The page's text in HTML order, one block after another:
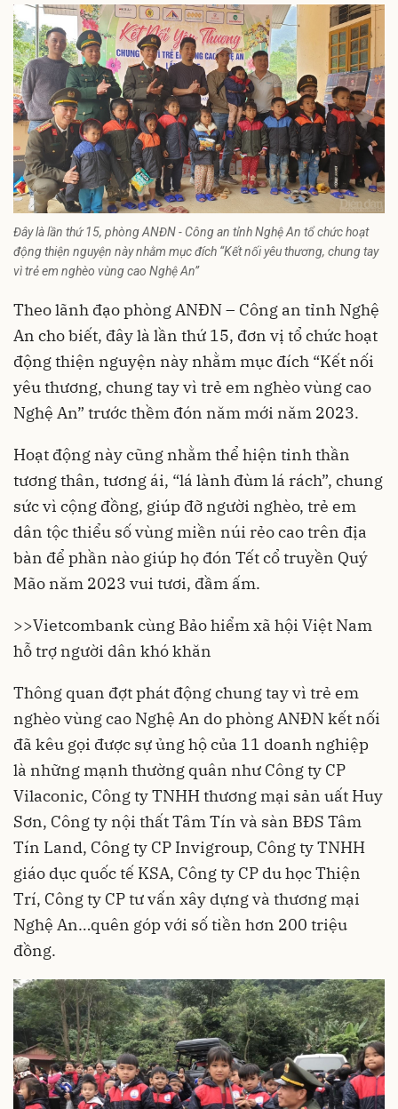
Đây là lần thứ 15, phòng ANĐN - Công an tỉnh Nghệ An tổ chức hoạt
động thiện nguyện này nhằm mục đích “Kết nối yêu thương, chung tay
vì trẻ em nghèo vùng cao Nghệ An”
Theo lãnh đạo phòng ANĐN – Công an tỉnh Nghệ
An cho biết, đây là lần thứ 15, đơn vị tổ chức hoạt
động thiện nguyện này nhằm mục đích “Kết nối
yêu thương, chung tay vì trẻ em nghèo vùng cao
Nghệ An” trước thềm đón năm mới năm 2023.
Hoạt động này cũng nhằm thể hiện tinh thần
tương thân, tương ái, “lá lành đùm lá rách”, chung
sức vì cộng đồng, giúp đỡ người nghèo, trẻ em
dân tộc thiểu số vùng miền núi rẻo cao trên địa
bàn để phần nào giúp họ đón Tết cổ truyền Quý
Mão năm 2023 vui tươi, đầm ấm.
>>Vietcombank cùng Bảo hiểm xã hội Việt Nam
hỗ trợ người dân khó khăn
Thông quan đợt phát động chung tay vì trẻ em
nghèo vùng cao Nghệ An do phòng ANĐN kết nối
đã kêu gọi được sự ủng hộ của 11 doanh nghiệp
là những mạnh thường quân như Công ty CP
Vilaconic, Công ty TNHH thương mại sản uất Huy
Sơn, Công ty nội thất Tâm Tín và sàn BĐS Tâm
Tín Land, Công ty CP Invigroup, Công ty TNHH
giáo dục quốc tế KSA, Công ty CP du học Thiện
Trí, Công ty CP tư vấn xây dựng và thương mại
Nghệ An…quên góp với số tiền hơn 200 triệu
đồng.